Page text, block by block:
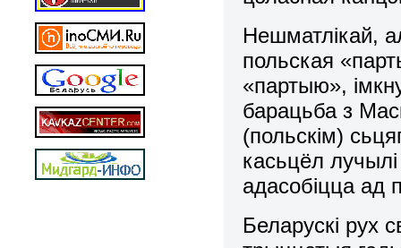
Нешматлікай,
польская
«партыю»,
барацьба з
(польскім)
касьцёл лучылі
адасобіцца ад
Беларускі рух